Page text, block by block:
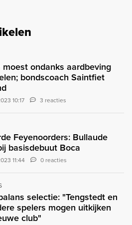
moest ondanks aardbeving
bondscoach Saintfiet
10:17 3 reacties
Feyenoorders: Bullaude
basisdebuut Boca
11:44 0 reacties
selectie: "Tengstedt en
spelers mogen uitkijken
club"